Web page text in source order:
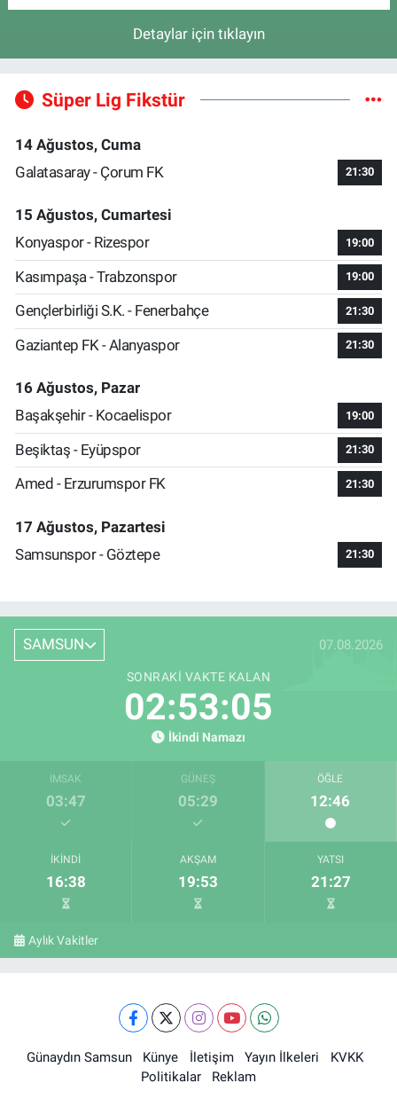
Detaylar için tıklayın
Süper Lig Fikstür
14 Ağustos, Cuma
Galatasaray - Çorum FK
21:30
15 Ağustos, Cumartesi
Konyaspor - Rizespor
19:00
Kasımpaşa - Trabzonspor 19:00
Gençlerbirliği S.K. - Fenerbahçe 21:30
Gaziantep FK - Alanyaspor 21:30
16 Ağustos, Pazar
Başakşehir - Kocaelispor
19:00
Beşiktaş - Eyüpspor 21:30
Amed - Erzurumspor FK 21:30
17 Ağustos, Pazartesi
Samsunspor - Göztepe
21:30
SAMSUN 07.08.2026
SONRAKI VAKTE KALAN
02:53:05
İkindi Namazı
İMSAK
03:47
GÜNEŞ
05:29
ÖĞLE
12:46
İKINDI
16:38
AKŞAM
19:53
YATSI
21:27
Aylık Vakitler
Günaydın Samsun Künye İletişim Yayın İlkeleri
KVKK
Politikalar
Reklam